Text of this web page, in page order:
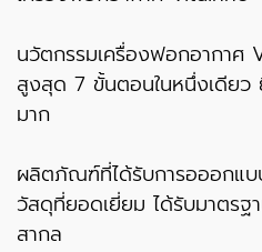
นวัตกรรมเครื่องฟอกอากาศ
สูงสุด 7 ขั้นตอนในหนึ่งเดียว
มาก
ผลิตภัณฑ์ที่ได้รับการอออกแบ
วัสดุที่ยอดเยี่ยม ได้รับมาตรฐ
สากล